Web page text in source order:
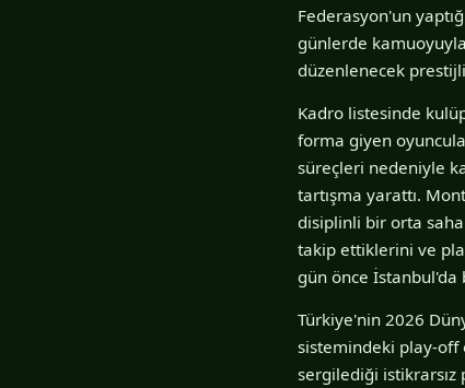
Federasyon'un
günlerde
düzenlenecek
Kadro listesinde
forma giyen
süreçleri nedeniyle
tartışma yarattı.
disiplinli bir orta
takip ettiklerini ve
gün önce İstanbul'da
Türkiye'nin 2026
sistemindeki play-off
sergilediği istikrarsız